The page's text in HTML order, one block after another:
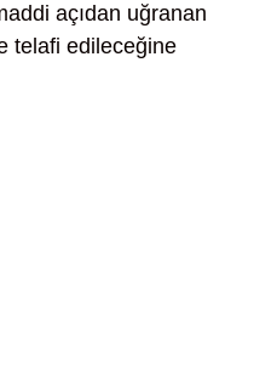
açıdan uğranan
telafi edileceğine